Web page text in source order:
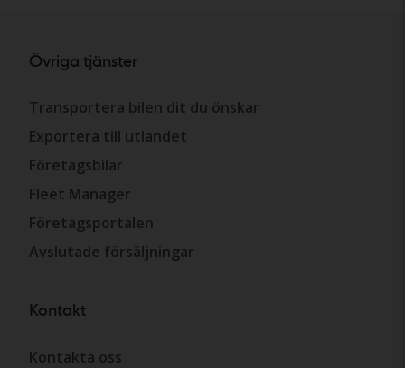
Övriga tjänster
Transportera bilen dit du önskar
Exportera till utlandet
Företagsbilar
Fleet Manager
Företagsportalen
Avslutade försäljningar
Kontakt
Kontakta oss